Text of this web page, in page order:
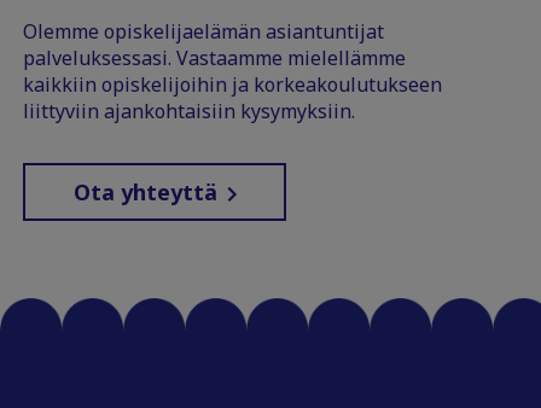
Olemme opiskelijaelämän asiantuntijat
palveluksessasi. Vastaamme mielellämme
kaikkiin opiskelijoihin ja korkeakoulutukseen
liittyviin ajankohtaisiin kysymyksiin.
Ota yhteyttä